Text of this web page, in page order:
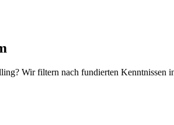
Wir filtern nach fundierten Kenntnissen